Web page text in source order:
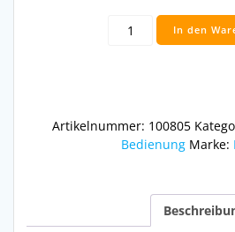
Touch
Nightlight
In den
Artikelnummer: 100805
Bedienung Marke: